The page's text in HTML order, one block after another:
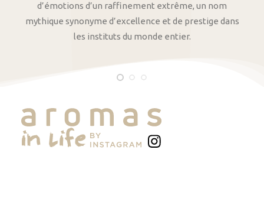
d’émotions d’un raffinement extrême, un nom
mythique synonyme d’excellence et de prestige dans
les instituts du monde entier.